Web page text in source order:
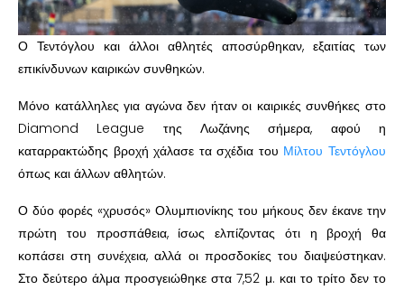
Ο Τεντόγλου και άλλοι αθλητές αποσύρθηκαν, εξαιτίας των
επικίνδυνων καιρικών συνθηκών.
Μόνο κατάλληλες για αγώνα δεν ήταν οι καιρικές συνθήκες στο
Diamond League της Λωζάνης σήμερα, αφού η
καταρρακτώδης βροχή χάλασε τα σχέδια του Μίλτου Τεντόγλου
όπως και άλλων αθλητών.
Ο δύο φορές «χρυσός» Ολυμπιονίκης του μήκους δεν έκανε την
πρώτη του προσπάθεια, ίσως ελπίζοντας ότι η βροχή θα
κοπάσει στη συνέχεια, αλλά οι προσδοκίες του διαψεύστηκαν.
Στο δεύτερο άλμα προσγειώθηκε στα 7,52 μ. και το τρίτο δεν το